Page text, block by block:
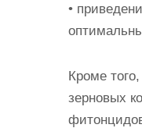
•
Кроме
зерновых